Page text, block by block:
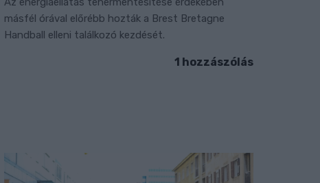
másfél órával előrébb hozták a Brest Bretagne
Handball elleni találkozó kezdését.
1 hozzászólás